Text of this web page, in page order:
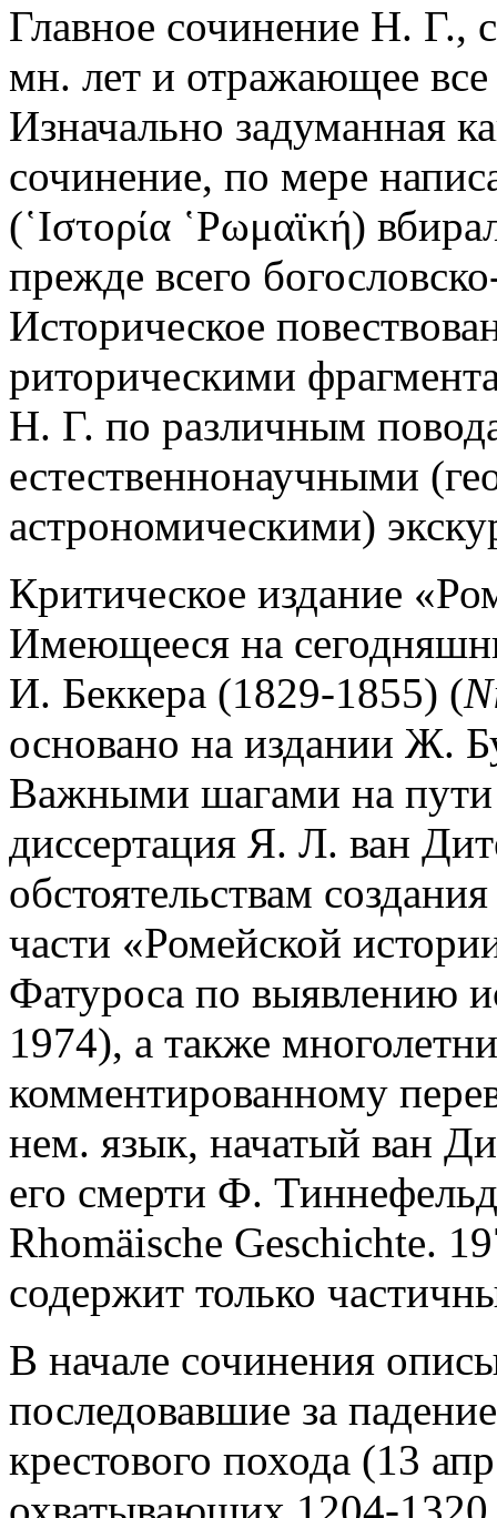
Главное сочинение Н. Г.,
мн. лет и отражающее
Изначально задуманная
сочинение, по мере
(῾Ιστορία ῾Ρωμαϊκή)
прежде всего
Историческое
риторическими
Н. Г. по различным
естественнонаучными
астрономическими)
Критическое издание
Имеющееся на
И. Беккера (1829-1855) (
основано на издании Ж.
Важными шагами на пути
диссертация Я. Л. ван
обстоятельствам
части «Ромейской
Фатуроса по выявлению
1974), а также
комментированному
нем. язык, начатый ван
его смерти Ф.
Rhomäische Geschichte.
содержит только
В начале сочинения
последовавшие за
крестового похода (13